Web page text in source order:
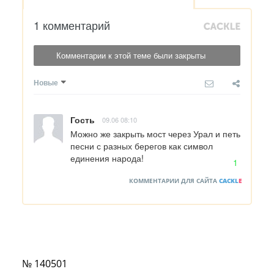
1 комментарий
Комментарии к этой теме были закрыты
Новые
Гость 09.06 08:10
Можно же закрыть мост через Урал и петь
песни с разных берегов как символ
единения народа!
1
КОММЕНТАРИИ ДЛЯ САЙТА CACKLE
№ 140501